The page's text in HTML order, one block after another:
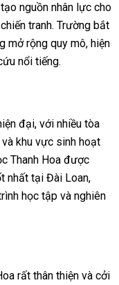
nguồn nhân lực cho
tranh. Trường bắt
mở rộng quy mô, hiện
nổi tiếng.
đại, với nhiều tòa
khu vực sinh hoạt
Thanh Hoa được
nhất tại Đài Loan,
học tập và nghiên
rất thân thiện và cởi